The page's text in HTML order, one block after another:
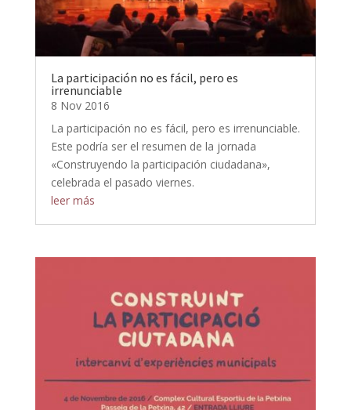
La participación no es fácil, pero es
irrenunciable
8 Nov 2016
La participación no es fácil, pero es irrenunciable.
Este podría ser el resumen de la jornada
«Construyendo la participación ciudadana»,
celebrada el pasado viernes.
leer más